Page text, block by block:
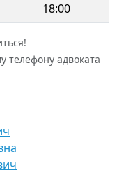
18:00
телефону адвоката